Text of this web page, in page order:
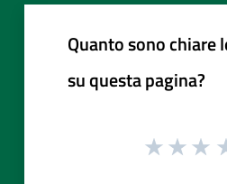
Quanto sono chiare
su questa pagina?